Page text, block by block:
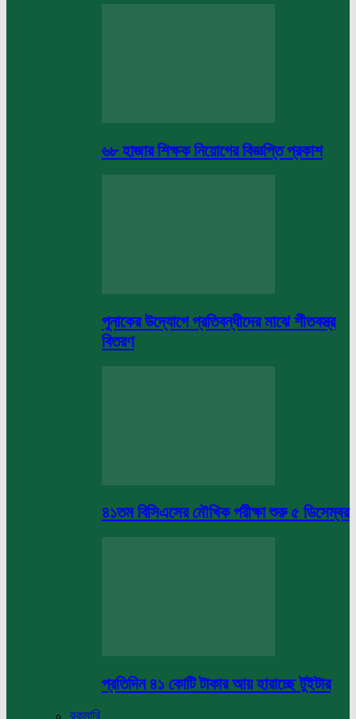
৬৮ হাজার শিক্ষক নিয়োগের বিজ্ঞপ্তি প্রকাশ
পুনাকের উদ্যোগে প্রতিবন্ধীদের মাঝে শীতবস্ত্র
বিতরণ
৪১তম বিসিএসের মৌখিক পরীক্ষা শুরু ৫ ডিসেম্বর
প্রতিদিন ৪১ কোটি টাকার আয় হারাচ্ছে টুইটার